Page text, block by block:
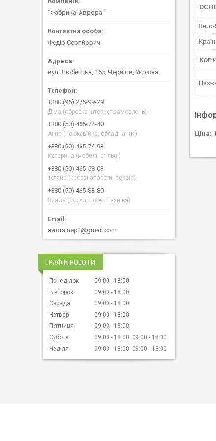
Ціна:
"Фабрика"Аврора"
Федір Сергійович
вул. Любецька, 155, Чернігів, Україна
+380 (95) 275-99-29
Діма (обробка інтернет-замовлень)
+380 (50) 465-72-40
Анна (нержавійка, обладнання)
+380 (50) 465-74-93
Катерина (мебелі, стільці)
+380 (50) 465-58-03
Тетяна (касові апарати, сервіс)
+380 (50) 465-83-80
Влада (посуд, побут. техніка)
avrora.nep1@gmail.com
ГРАФІК РОБОТИ
Понеділок 09:00
18:00
Вівторок
09:00
18:00
Середа
09:00
18:00
Четвер
09:00
18:00
Пʼятниця
09:00
18:00
Субота
09:00 18:00 09:00
18:00
Неділя
09:00 18:00 09:00 18:00